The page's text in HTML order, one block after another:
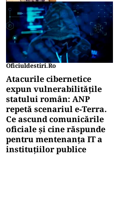
Oficiuldestiri.ro
Atacurile cibernetice
expun vulnerabilitățile
statului român: ANP
repetă scenariul e‑Terra.
Ce ascund comunicările
oficiale și cine răspunde
pentru mentenanța IT a
instituțiilor publice